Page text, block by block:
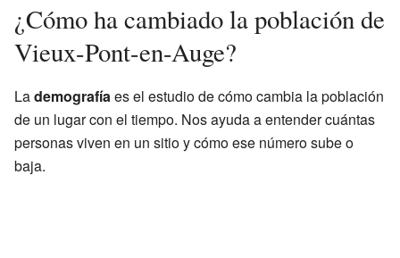
¿Cómo ha cambiado la población de
Vieux-Pont-en-Auge?
Lademografíaes el estudio de cómo cambia la población
de un lugar con el tiempo. Nos ayuda a entender cuántas
personas viven en un sitio y cómo ese número sube o
baja.